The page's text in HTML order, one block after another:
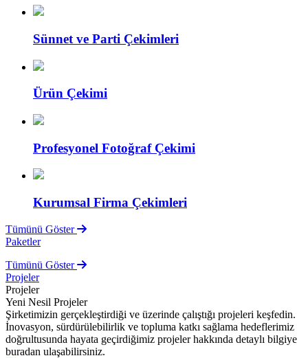
Sünnet ve Parti Çekimleri
Ürün Çekimi
Profesyonel Fotoğraf Çekimi
Kurumsal Firma Çekimleri
Tümünü Göster
Paketler
Tümünü Göster
Projeler
Projeler
Yeni Nesil Projeler
Şirketimizin gerçekleştirdiği ve üzerinde çalıştığı projeleri keşfedin.
İnovasyon, sürdürülebilirlik ve topluma katkı sağlama hedeflerimiz
doğrultusunda hayata geçirdiğimiz projeler hakkında detaylı bilgiye
buradan ulaşabilirsiniz.